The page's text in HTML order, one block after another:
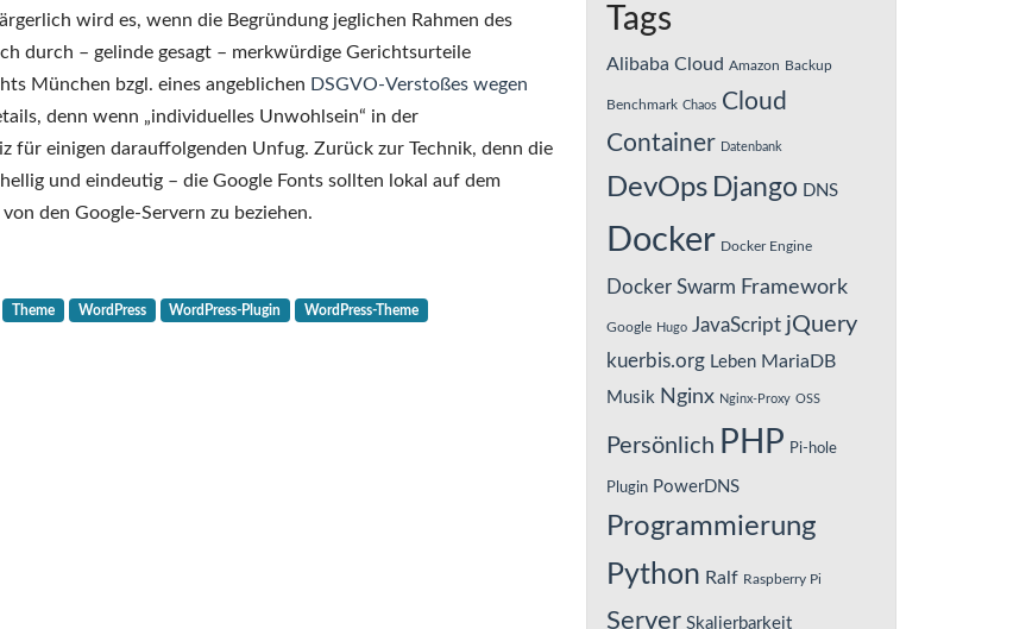
One
WordPress-
Theme
in
neuer
Version
und
für
wird es, wenn die Begründung jeglichen Rahmen des
durch – gelinde gesagt – merkwürdige Gerichtsurteile
München bzgl. eines angeblichen DSGVO-Verstoßes wegen
denn wenn „individuelles Unwohlsein“ in der
für einigen darauffolgenden Unfug. Zurück zur Technik, denn die
und eindeutig – die Google Fonts sollten lokal auf dem
den Google-Servern zu beziehen.
Theme WordPress WordPress-Plugin WordPress-Theme
Tags
Alibaba Cloud Amazon Backup
Benchmark Chaos Cloud
Container Datenbank
DevOps Django DNS
Docker Docker Engine
Docker Swarm Framework
Google Hugo JavaScript jQuery
kuerbis.org Leben MariaDB
Musik Nginx Nginx-Proxy OSS
Persönlich PHP Pi-hole
Plugin PowerDNS
Programmierung
Python Ralf Raspberry Pi
Server Skalierbarkeit